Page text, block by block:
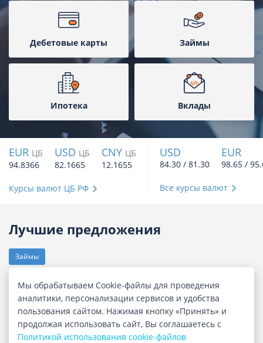
Дебетовые карты Займы
Ипотека Вклады
EUR ЦБ
94.8366
USD ЦБ
82.1665
CNY ЦБ
12.1655
Курсы валют ЦБ РФ
USD
84.30 / 81.30
EUR
98.65 /
Все курсы валют
Лучшие предложения
Займы
Гранат. Займ онлайн
Мы обрабатываем Cookie-файлы для проведения
аналитики, персонализации сервисов и удобства
пользования сайтом. Нажимая кнопку «Принять» и
продолжая использовать сайт, Вы соглашаетесь с
Политикой использования cookie-файлов